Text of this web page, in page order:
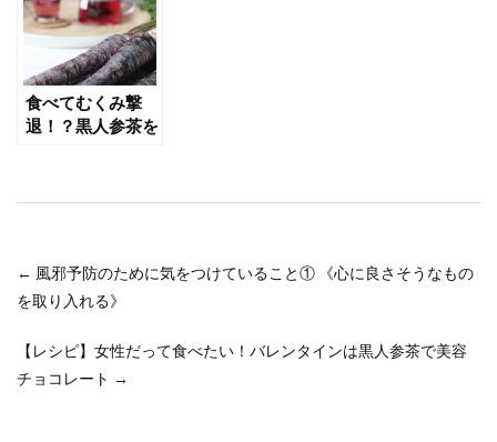
食べてむくみ撃
退！？黒人参茶を
← 風邪予防のために気をつけていること① 《心に良さそうなもの
を取り入れる》
【レシピ】女性だって食べたい！バレンタインは黒人参茶で美容
チョコレート →